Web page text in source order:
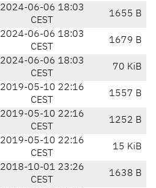
2024-06-06 18:03
CEST
1655 B
2024-06-06 18:03
CEST
1679 B
2024-06-06 18:03
CEST
70 KiB
2019-05-10 22:16
CEST
1557 B
2019-05-10 22:16
CEST
1252 B
2019-05-10 22:16
CEST
15 KiB
2018-10-01 23:26
CEST
1638 B